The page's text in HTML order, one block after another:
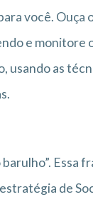
você. Ouça
e monitore
usando as
Essa
de